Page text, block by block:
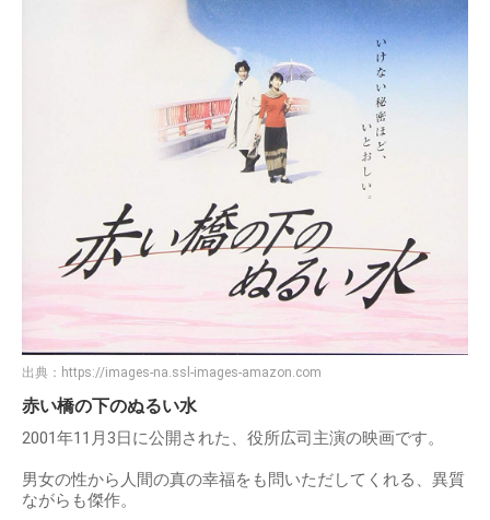
出典： https://images-na.ssl-images-amazon.com
赤い橋の下のぬるい水
2001年11月3日に公開された、役所広司主演の映画です。
男女の性から人間の真の幸福をも問いただしてくれる、異質
ながらも傑作。